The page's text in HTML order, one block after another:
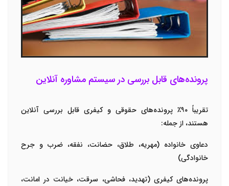
پرونده‌های قابل بررسی در سیستم مشاوره آنلاین
تقریباً ۹۰٪ پرونده‌های حقوقی و کیفری قابل بررسی آنلاین
هستند، از جمله:
دعاوی خانواده (مهریه، طلاق، حضانت، نفقه، ضرب و جرح
خانوادگی)
پرونده‌های کیفری (تهدید، فحاشی، سرقت، خیانت در امانت،